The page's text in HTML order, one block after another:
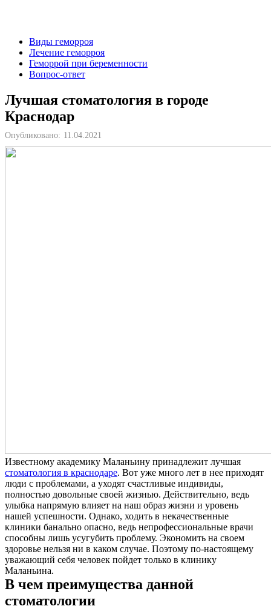
Виды геморроя
Лечение геморроя
Геморрой при беременности
Вопрос-ответ
Лучшая стоматология в городе
Краснодар
Опубликовано: 11.04.2021
Известному академику Маланьину принадлежит лучшая
стоматология в краснодаре. Вот уже много лет в нее приходят
люди с проблемами, а уходят счастливые индивиды,
полностью довольные своей жизнью. Действительно, ведь
улыбка напрямую влияет на наш образ жизни и уровень
нашей успешности. Однако, ходить в некачественные
клиники банально опасно, ведь непрофессиональные врачи
способны лишь усугубить проблему. Экономить на своем
здоровье нельзя ни в каком случае. Поэтому по-настоящему
уважающий себя человек пойдет только в клинику
Маланьина.
В чем преимущества данной
стоматологии